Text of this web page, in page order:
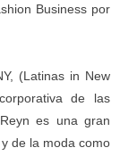
Business por
(Latinas in New
de las
es una gran
de la moda como